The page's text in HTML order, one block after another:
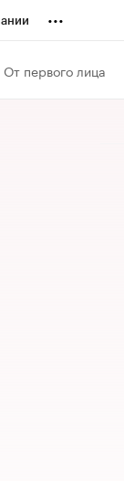
...
От первого лица